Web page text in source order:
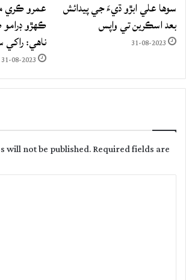
سوها علي ابڙو ڌيءَ جي پيدائش
بعد اسڪرين تي واپس
31-08-2023
عمرو ڪري
ڪهڙو
ناهي: راکي
31-08-2023
will not be published.Required fields are